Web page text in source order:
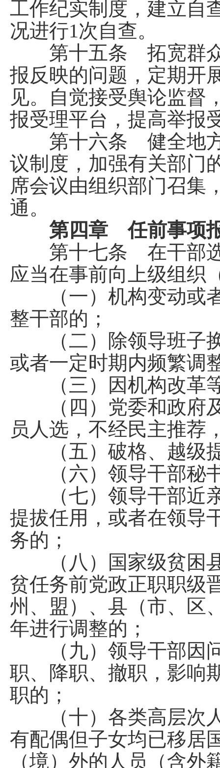
工作纪实制度，建立自
况进行1次自查。
第十五条 拓宽群众
报反映的问题，定期开
见。自觉接受舆论监督
报受理平台，提高举报
第十六条 健全地方
议制度，加强有关部门
席会议由组织部门召集
通。
第四章 任前事项
第十七条 在干部选
应当在事前向上级组织
（一）机构变动或者
整干部的；
（二）除领导班子换
或者一定时期内频繁调
（三）因机构改革等
（四）党委和政府及
员人选，不经民主推荐
（五）破格、越级
（六）领导干部秘书
（七）领导干部近亲
提拔任用，或者在领导
务的；
（八）国家级贫困县
贫任务前党政正职职级
州、盟）、县（市、区
年进行调整的；
（九）领导干部因问
职、降职、撤职，影响
职的；
（十）各类高层次人
有配偶但子女均已移居
（境）外的人员（含